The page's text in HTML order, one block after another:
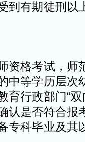
到有期徒刑以
资格考试，
中等学历层次
育行政部门“
认是否符合报
专科毕业及其